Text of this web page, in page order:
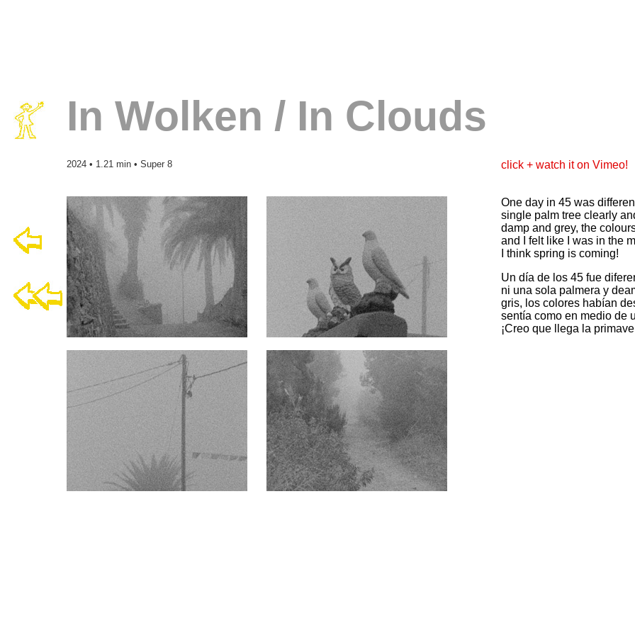
In Wolken / In Clouds
2024 • 1.21 min • Super 8 click + watch it on Vimeo!
One day in 45 was
single palm tree clearly
damp and grey, the
and I felt like I was in the
I think spring is coming!
Un día de los 45 fue
ni una sola palmera y
gris, los colores habían
sentía como en medio de
¡Creo que llega la